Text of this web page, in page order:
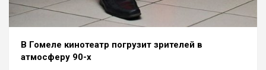
В Гомеле кинотеатр погрузит зрителей в
атмосферу 90-х